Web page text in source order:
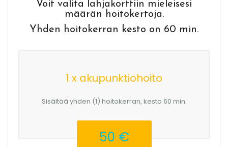
Voit valita lahjakorttiin mieleisesi
määrän hoitokertoja.
Yhden hoitokerran kesto on 60 min.
1 x akupunktiohoito
Sisältää yhden (1) hoitokerran, kesto 60 min.
50 €